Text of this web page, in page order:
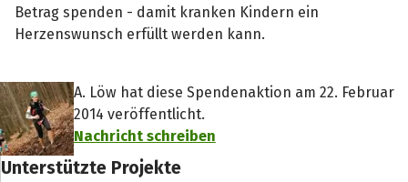
Betrag spenden - damit kranken Kindern ein
Herzenswunsch erfüllt werden kann.
A. Löw hat diese Spendenaktion am 22. Februar
2014 veröffentlicht.
Nachricht schreiben
Unterstützte Projekte